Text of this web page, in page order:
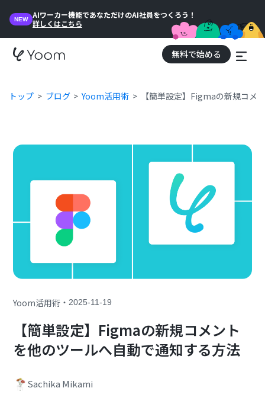
NEW
AIワーカー機能であなただけのAI社員をつくろう！
詳しくはこちら
無料で始める
トップ ブログ Yoom活用術 【簡単設定】Figmaの新規コメ
Yoom活用術 ・2025-11-19
【簡単設定】Figmaの新規コメント
を他のツールへ自動で通知する方法
Sachika Mikami